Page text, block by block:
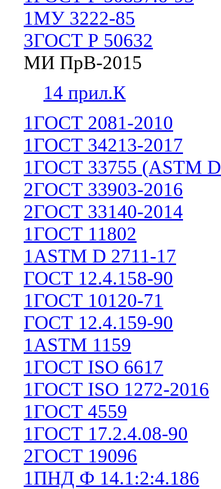
1МУ 3222-85
3ГОСТ Р 50632
МИ ПрВ-2015
14 прил.К
1ГОСТ 2081-2010
1ГОСТ 34213-2017
1ГОСТ 33755 (ASTM
2ГОСТ 33903-2016
2ГОСТ 33140-2014
1ГОСТ 11802
1ASTM D 2711-17
ГОСТ 12.4.158-90
1ГОСТ 10120-71
ГОСТ 12.4.159-90
1ASTM 1159
1ГОСТ ISO 6617
1ГОСТ ISO 1272-2016
1ГОСТ 4559
1ГОСТ 17.2.4.08-90
2ГОСТ 19096
1ПНД Ф 14.1:2:4.186